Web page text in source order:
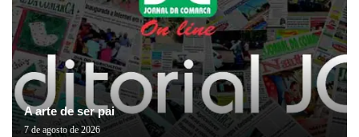
A arte de ser pai
7 de agosto de 2026